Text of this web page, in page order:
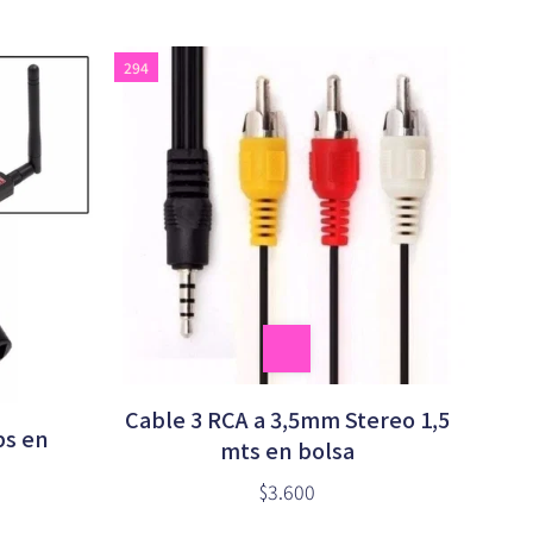
en
294
Cable 3 RCA a 3,5mm Stereo 1,5
mts en bolsa
$3.600